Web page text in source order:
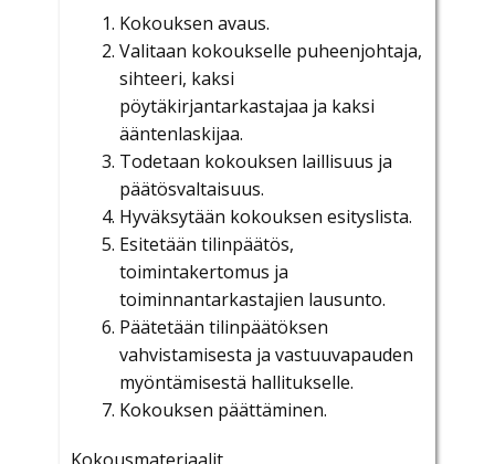
Kokouksen avaus.
Valitaan kokoukselle puheenjohtaja,
sihteeri, kaksi
pöytäkirjantarkastajaa ja kaksi
ääntenlaskijaa.
Todetaan kokouksen laillisuus ja
päätösvaltaisuus.
Hyväksytään kokouksen esityslista.
Esitetään tilinpäätös,
toimintakertomus ja
toiminnantarkastajien lausunto.
Päätetään tilinpäätöksen
vahvistamisesta ja vastuuvapauden
myöntämisestä hallitukselle.
Kokouksen päättäminen.